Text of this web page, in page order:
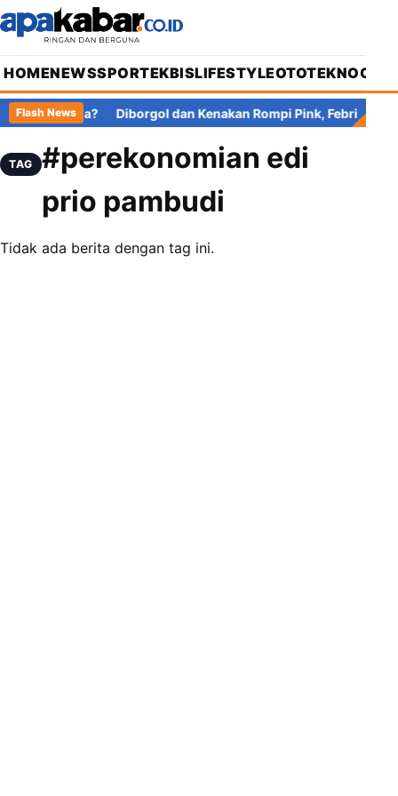
HOMENEWSSPORTEKBISLIFESTYLEOTOTEKNO
Flash News
di Mana? Diborgol dan Kenakan Rompi Pink, Febrie
TAG
#perekonomian edi
prio pambudi
Tidak ada berita dengan tag ini.